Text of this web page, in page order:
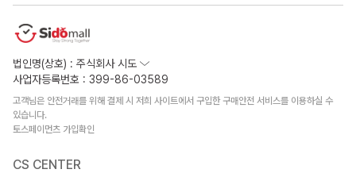
법인명(상호) : 주식회사 시도
사업자등록번호 : 399-86-03589
고객님은 안전거래를 위해 결제 시 저희 사이트에서 구입한 구매안전 서비스를 이용하실 수
있습니다.
토스페이먼츠 가입확인
CS CENTER